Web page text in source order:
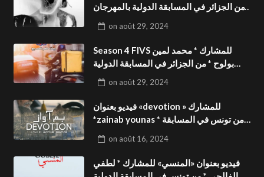
من الجزائر في المسابقة الدولية بالمهرجان
»فيديو بعنوان
on août 29, 2024
Season 4 FIVS للمشارك * محمد لمين
بولوح * من الجزائر في المسابقة الدولية
بالمهرجان الدولي للفيدوهات
on août 29, 2024
فيديو بعنوان «devotion » للمشارك
*zainab younas * من تونس في المسابقة
التوعوية Season 4 FIVS
on août 16, 2024
فيديو بعنوان «المنسي» للمشارك * لطفي